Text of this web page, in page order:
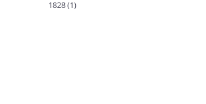
1828 (1)